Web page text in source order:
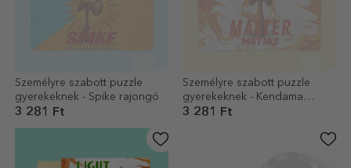
Személyre szabott puzzle
gyerekeknek - Spike rajongó
3 281 Ft
Személyre szabott puzzle
gyerekeknek - Kendama
Master
3 281 Ft